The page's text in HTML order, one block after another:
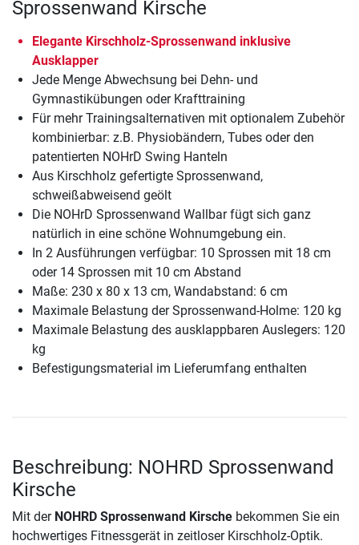
Sprossenwand Kirsche
Elegante Kirschholz-Sprossenwand inklusive
Ausklapper
Jede Menge Abwechsung bei Dehn- und
Gymnastikübungen oder Krafttraining
Für mehr Trainingsalternativen mit optionalem Zubehör
kombinierbar: z.B. Physiobändern, Tubes oder den
patentierten NOHrD Swing Hanteln
Aus Kirschholz gefertigte Sprossenwand,
schweißabweisend geölt
Die NOHrD Sprossenwand Wallbar fügt sich ganz
natürlich in eine schöne Wohnumgebung ein.
In 2 Ausführungen verfügbar: 10 Sprossen mit 18 cm
oder 14 Sprossen mit 10 cm Abstand
Maße: 230 x 80 x 13 cm, Wandabstand: 6 cm
Maximale Belastung der Sprossenwand-Holme: 120 kg
Maximale Belastung des ausklappbaren Auslegers: 120
kg
Befestigungsmaterial im Lieferumfang enthalten
Beschreibung: NOHRD Sprossenwand
Kirsche
Mit der NOHRD Sprossenwand Kirsche bekommen Sie ein
hochwertiges Fitnessgerät in zeitloser Kirschholz-Optik.